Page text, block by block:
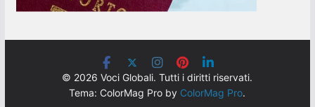
© 2026 Voci Globali. Tutti i diritti riservati.
Tema: ColorMag Pro by ColorMag Pro.